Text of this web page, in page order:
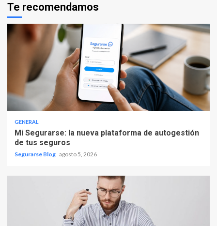
Te recomendamos
GENERAL
Mi Segurarse: la nueva plataforma de autogestión
de tus seguros
Segurarse Blog agosto 5, 2026